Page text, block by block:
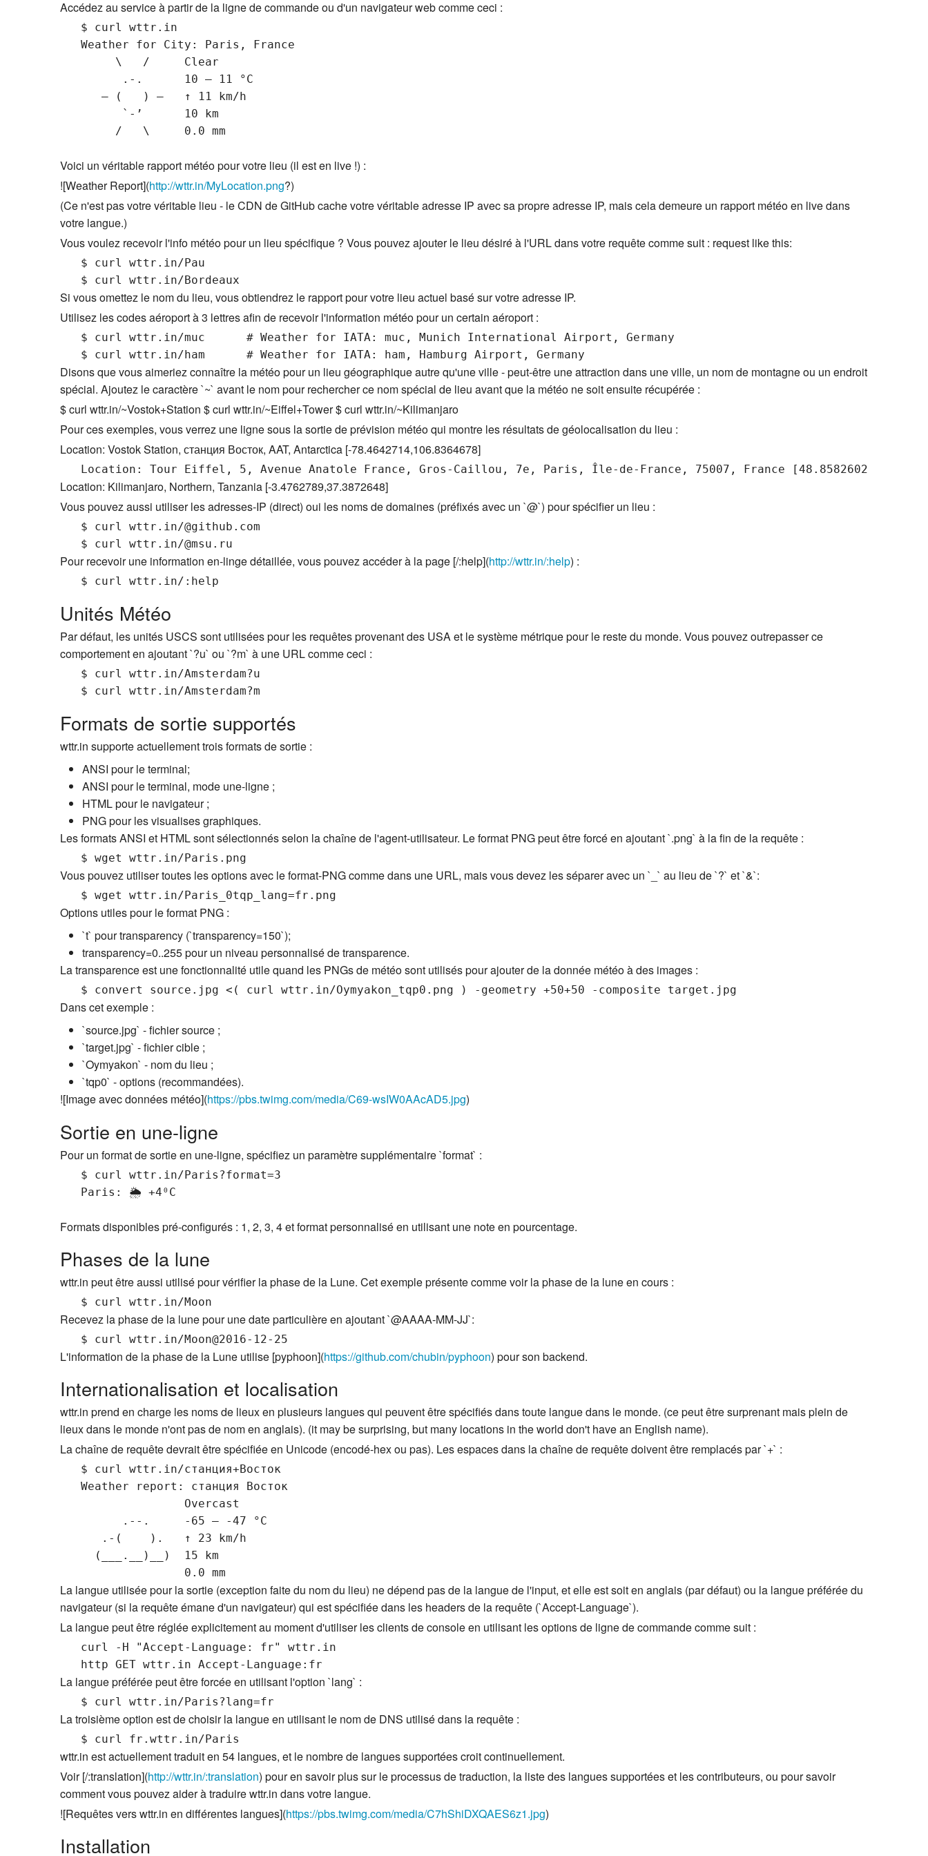
Accédez au service à partir de la ligne de commande ou d'un navigateur web comme ceci :
   $ curl wttr.in
        \   /     Clear
         .-.      10 – 11 °C
      ― (   ) ―   ↑ 11 km/h
         `-’      10 km
Voici un véritable rapport météo pour votre lieu (il est en live !) :
![Weather Report](http://wttr.in/MyLocation.png?)
(Ce n'est pas votre véritable lieu - le CDN de GitHub cache votre véritable adresse IP avec sa propre adresse IP, mais cela demeure un rapport météo en live dans
votre langue.)
Vous voulez recevoir l'info météo pour un lieu spécifique ? Vous pouvez ajouter le lieu désiré à l'URL dans votre requête comme suit : request like this:
   $ curl wttr.in/Pau
Si vous omettez le nom du lieu, vous obtiendrez le rapport pour votre lieu actuel basé sur votre adresse IP.
Utilisez les codes aéroport à 3 lettres afin de recevoir l'information météo pour un certain aéroport :
   $ curl wttr.in/muc      # Weather for IATA: muc, Munich International Airport, Germany
Disons que vous aimeriez connaître la météo pour un lieu géographique autre qu'une ville - peut-être une attraction dans une ville, un nom de montagne ou un endroit
spécial. Ajoutez le caractère `~` avant le nom pour rechercher ce nom spécial de lieu avant que la météo ne soit ensuite récupérée :
$ curl wttr.in/~Vostok+Station $ curl wttr.in/~Eiffel+Tower $ curl wttr.in/~Kilimanjaro
Pour ces exemples, vous verrez une ligne sous la sortie de prévision météo qui montre les résultats de géolocalisation du lieu :
Location: Vostok Station, станция Восток, AAT, Antarctica [-78.4642714,106.8364678]
Location: Kilimanjaro, Northern, Tanzania [-3.4762789,37.3872648]
Vous pouvez aussi utiliser les adresses-IP (direct) oui les noms de domaines (préfixés avec un `@`) pour spécifier un lieu :
   $ curl wttr.in/@github.com
Pour recevoir une information en-linge détaillée, vous pouvez accéder à la page [/:help](http://wttr.in/:help) :
Unités Météo
Par défaut, les unités USCS sont utilisées pour les requêtes provenant des USA et le système métrique pour le reste du monde. Vous pouvez outrepasser ce
comportement en ajoutant `?u` ou `?m` à une URL comme ceci :
   $ curl wttr.in/Amsterdam?u
Formats de sortie supportés
wttr.in supporte actuellement trois formats de sortie :
ANSI pour le terminal;
ANSI pour le terminal, mode une-ligne ;
HTML pour le navigateur ;
PNG pour les visualises graphiques.
Les formats ANSI et HTML sont sélectionnés selon la chaîne de l'agent-utilisateur. Le format PNG peut être forcé en ajoutant `.png` à la fin de la requête :
Vous pouvez utiliser toutes les options avec le format-PNG comme dans une URL, mais vous devez les séparer avec un `_` au lieu de `?` et `&`:
Options utiles pour le format PNG :
`t` pour transparency (`transparency=150`);
transparency=0..255 pour un niveau personnalisé de transparence.
La transparence est une fonctionnalité utile quand les PNGs de météo sont utilisés pour ajouter de la donnée météo à des images :
Dans cet exemple :
`source.jpg` - fichier source ;
`target.jpg` - fichier cible ;
`Oymyakon` - nom du lieu ;
`tqp0` - options (recommandées).
![Image avec données météo](https://pbs.twimg.com/media/C69-wsIW0AAcAD5.jpg)
Sortie en une-ligne
Pour un format de sortie en une-ligne, spécifiez un paramètre supplémentaire `format` :
   $ curl wttr.in/Paris?format=3
Formats disponibles pré-configurés : 1, 2, 3, 4 et format personnalisé en utilisant une note en pourcentage.
Phases de la lune
wttr.in peut être aussi utilisé pour vérifier la phase de la Lune. Cet exemple présente comme voir la phase de la lune en cours :
Recevez la phase de la lune pour une date particulière en ajoutant `@AAAA-MM-JJ`:
L'information de la phase de la Lune utilise [pyphoon](https://github.com/chubin/pyphoon) pour son backend.
Internationalisation et localisation
wttr.in prend en charge les noms de lieux en plusieurs langues qui peuvent être spécifiés dans toute langue dans le monde. (ce peut être surprenant mais plein de
lieux dans le monde n'ont pas de nom en anglais). (it may be surprising, but many locations in the world don't have an English name).
La chaîne de requête devrait être spécifiée en Unicode (encodé-hex ou pas). Les espaces dans la chaîne de requête doivent être remplacés par `+` :
   $ curl wttr.in/станция+Восток
                  Overcast
         .--.     -65 – -47 °C
      .-(    ).   ↑ 23 km/h
     (___.__)__)  15 km
La langue utilisée pour la sortie (exception faite du nom du lieu) ne dépend pas de la langue de l'input, et elle est soit en anglais (par défaut) ou la langue préférée du
navigateur (si la requête émane d'un navigateur) qui est spécifiée dans les headers de la requête (`Accept-Language`).
La langue peut être réglée explicitement au moment d'utiliser les clients de console en utilisant les options de ligne de commande comme suit :
   curl -H "Accept-Language: fr" wttr.in
La langue préférée peut être forcée en utilisant l'option `lang` :
La troisième option est de choisir la langue en utilisant le nom de DNS utilisé dans la requête :
wttr.in est actuellement traduit en 54 langues, et le nombre de langues supportées croit continuellement.
Voir [/:translation](http://wttr.in/:translation) pour en savoir plus sur le processus de traduction, la liste des langues supportées et les contributeurs, ou pour savoir
comment vous pouvez aider à traduire wttr.in dans votre langue.
![Requêtes vers wttr.in en différentes langues](https://pbs.twimg.com/media/C7hShiDXQAES6z1.jpg)
Installation